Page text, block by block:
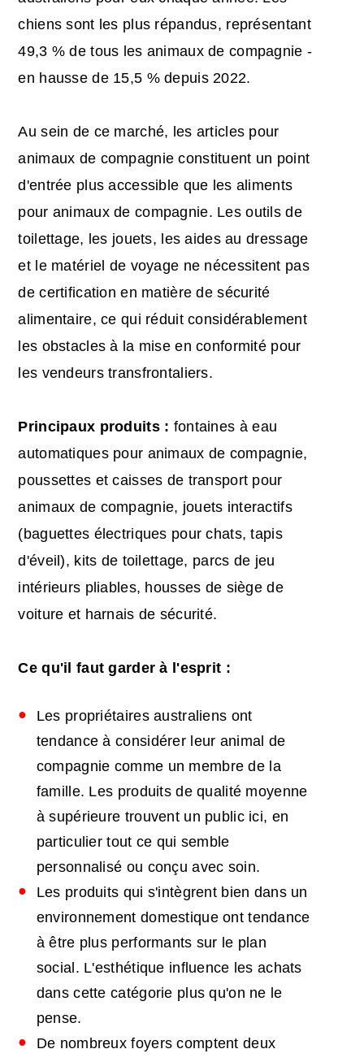
chiens sont les plus répandus, représentant
49,3 % de tous les animaux de compagnie -
en hausse de 15,5 % depuis 2022.
Au sein de ce marché, les articles pour
animaux de compagnie constituent un point
d'entrée plus accessible que les aliments
pour animaux de compagnie. Les outils de
toilettage, les jouets, les aides au dressage
et le matériel de voyage ne nécessitent pas
de certification en matière de sécurité
alimentaire, ce qui réduit considérablement
les obstacles à la mise en conformité pour
les vendeurs transfrontaliers.
Principaux produits : fontaines à eau
automatiques pour animaux de compagnie,
poussettes et caisses de transport pour
animaux de compagnie, jouets interactifs
(baguettes électriques pour chats, tapis
d'éveil), kits de toilettage, parcs de jeu
intérieurs pliables, housses de siège de
voiture et harnais de sécurité.
Ce qu'il faut garder à l'esprit :
Les propriétaires australiens ont
tendance à considérer leur animal de
compagnie comme un membre de la
famille. Les produits de qualité moyenne
à supérieure trouvent un public ici, en
particulier tout ce qui semble
personnalisé ou conçu avec soin.
Les produits qui s'intègrent bien dans un
environnement domestique ont tendance
à être plus performants sur le plan
social. L'esthétique influence les achats
dans cette catégorie plus qu'on ne le
pense.
De nombreux foyers comptent deux